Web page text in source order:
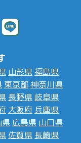
山形県福島県
東京都神奈川県
長野県 岐阜県
大阪府 兵庫県
県 広島県 山口県
佐賀県 長崎県